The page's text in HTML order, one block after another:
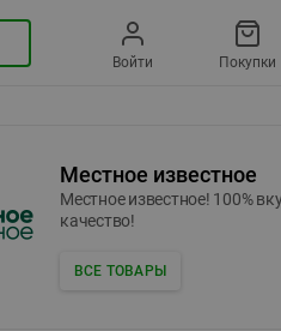
Войти Покупки
Местное известное
Местное известное! 100%
качество!
ВСЕ ТОВАРЫ